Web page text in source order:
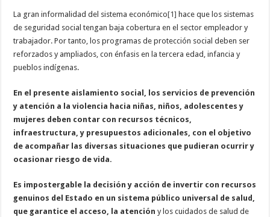
La gran informalidad del sistema económico[1] hace que los sistemas
de seguridad social tengan baja cobertura en el sector empleador y
trabajador. Por tanto, los programas de protección social deben ser
reforzados y ampliados, con énfasis en la tercera edad, infancia y
pueblos indígenas.
En el presente aislamiento social, los servicios de prevención
y atención a la violencia hacia niñas, niños, adolescentes y
mujeres deben contar con recursos técnicos,
infraestructura, y presupuestos adicionales, con el objetivo
de acompañar las diversas situaciones que pudieran ocurrir y
ocasionar riesgo de vida.
Es impostergable la decisión y acción de invertir con recursos
genuinos del Estado en un sistema público universal de salud,
que garantice el acceso, la atención y los cuidados de salud de